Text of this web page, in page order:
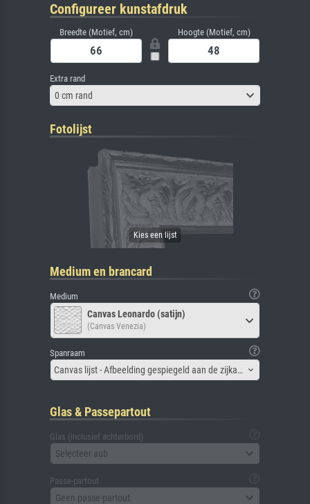
Configureer kunstafdruk
Breedte (Motief, cm) Hoogte (Motief, cm)
Extra rand
0 cm rand
Fotolijst
Medium en brancard
Medium
Canvas Leonardo (satijn)
(Canvas Venezia)
Spanraam
Canvas lijst - Afbeelding gespiegeld aan de zijkant
Glas & Passepartout
Glas (inclusief achterbord)
Selecteer aub
Passe-partout
Geen passe-partout